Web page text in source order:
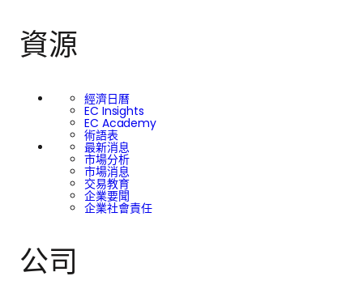
資源
經濟日曆
EC Insights
EC Academy
術語表
最新消息
市場分析
市場消息
交易教育
企業要聞
企業社會責任
公司